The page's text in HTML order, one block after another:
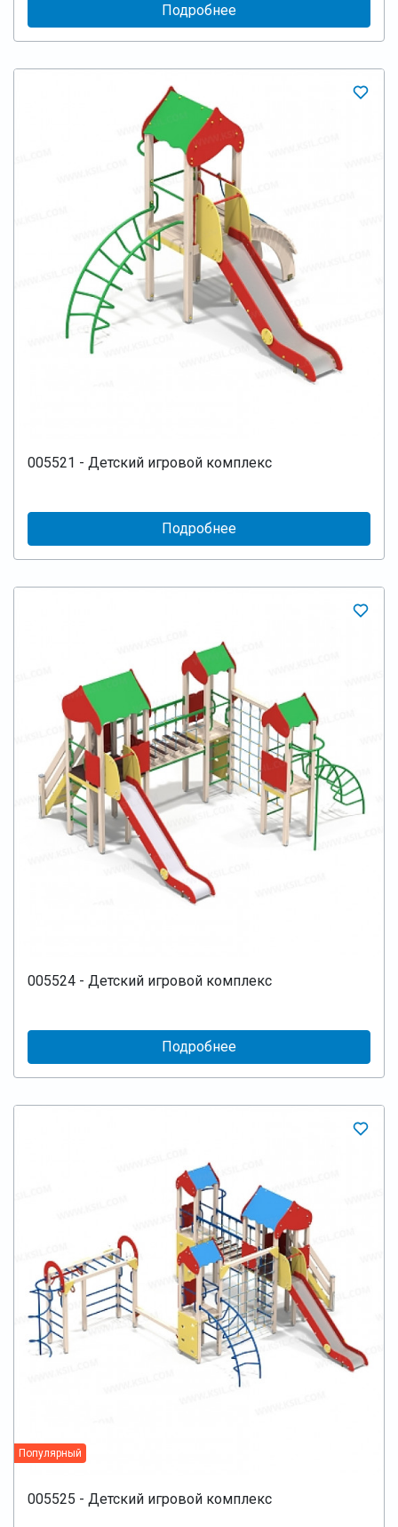
Подробнее
005521 - Детский игровой комплекс
Подробнее
005524 - Детский игровой комплекс
Подробнее
Популярный
005525 - Детский игровой комплекс